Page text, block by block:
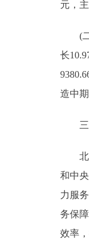
元，
(二
长
造中
三
北京
和中
力服
务保
效率